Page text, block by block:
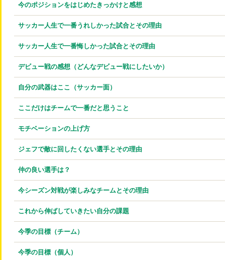
今のポジションをはじめたきっかけと感想
サッカー人生で一番うれしかった試合とその理由
サッカー人生で一番悔しかった試合とその理由
デビュー戦の感想（どんなデビュー戦にしたいか）
自分の武器はここ（サッカー面）
ここだけはチームで一番だと思うこと
モチベーションの上げ方
ジェフで敵に回したくない選手とその理由
仲の良い選手は？
今シーズン対戦が楽しみなチームとその理由
これから伸ばしていきたい自分の課題
今季の目標（チーム）
今季の目標（個人）